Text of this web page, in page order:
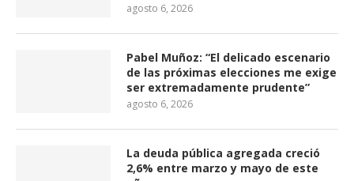
agosto 6, 2026
Pabel Muñoz: “El delicado escenario
de las próximas elecciones me exige
ser extremadamente prudente”
agosto 6, 2026
La deuda pública agregada creció
2,6% entre marzo y mayo de este